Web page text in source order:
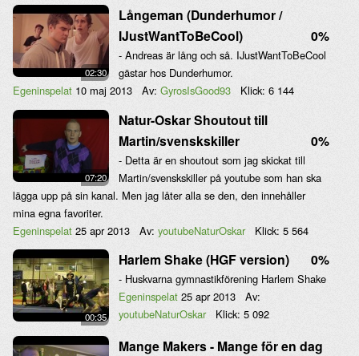
02:30
Långeman (Dunderhumor /
IJustWantToBeCool)
0%
- Andreas är lång och så. IJustWantToBeCool
gästar hos Dunderhumor.
Egeninspelat 10 maj 2013 Av: GyrosIsGood93 Klick: 6 144
07:20
Natur-Oskar Shoutout till
Martin/svenskskiller
0%
- Detta är en shoutout som jag skickat till
Martin/svenskskiller på youtube som han ska
lägga upp på sin kanal. Men jag låter alla se den, den innehåller
mina egna favoriter.
Egeninspelat 25 apr 2013 Av: youtubeNaturOskar Klick: 5 564
00:35
Harlem Shake (HGF version) 0%
- Huskvarna gymnastikförening Harlem Shake
Egeninspelat 25 apr 2013
Av:
youtubeNaturOskar
Klick: 5 092
Mange Makers - Mange för en dag